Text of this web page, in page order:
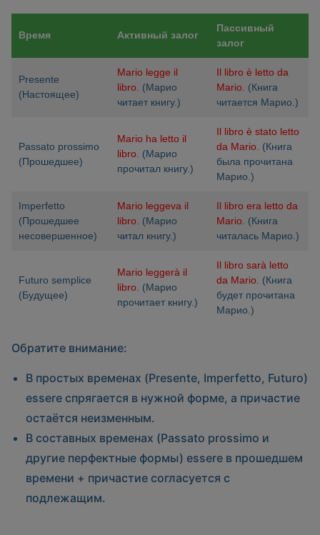
Время Активный залог
Пассивный
залог
Presente
(Настоящее)
Mario legge il
libro. (Марио
читает книгу.)
Il libro è letto da
Mario. (Книга
читается Марио.)
Passato prossimo
(Прошедшее)
Mario ha letto il
libro. (Марио
прочитал книгу.)
Il libro è stato letto
da Mario. (Книга
была прочитана
Марио.)
Imperfetto
(Прошедшее
несовершенное)
Mario leggeva il
libro. (Марио
читал книгу.)
Il libro era letto da
Mario. (Книга
читалась Марио.)
Futuro semplice
(Будущее)
Mario leggerà il
libro. (Марио
прочитает книгу.)
Il libro sarà letto
da Mario. (Книга
будет прочитана
Марио.)
Обратите внимание:
В простых временах (Presente, Imperfetto, Futuro)
essere спрягается в нужной форме, а причастие
остаётся неизменным.
В составных временах (Passato prossimo и
другие перфектные формы) essere в прошедшем
времени + причастие согласуется с
подлежащим.